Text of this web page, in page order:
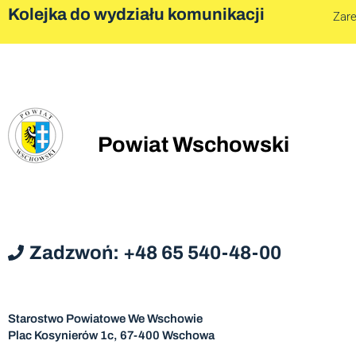
Kolejka do wydziału komunikacji
Powiat Wschowski
Zadzwoń: +48 65 540-48-00
Starostwo Powiatowe We Wschowie
Plac Kosynierów 1c, 67-400 Wschowa